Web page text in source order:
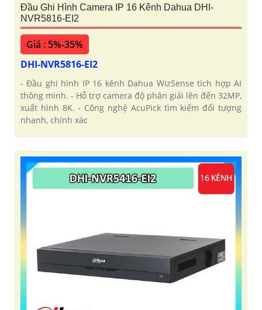
Đầu Ghi Hình Camera IP 16 Kênh Dahua DHI-
NVR5816-EI2
Giá : 5%-35%
DHI-NVR5816-EI2
- Đầu ghi hình IP 16 kênh Dahua WizSense tích hợp AI
thông minh. - Hỗ trợ camera độ phân giải lên đến 32MP,
xuất hình 8K. - Công nghệ AcuPick tìm kiếm đối tượng
nhanh, chính xác